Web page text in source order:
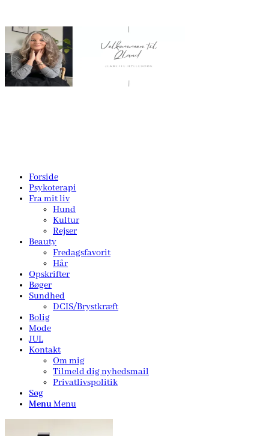
Forside
Psykoterapi
Fra mit liv
Hund
Kultur
Rejser
Beauty
Fredagsfavorit
Hår
Opskrifter
Bøger
Sundhed
DCIS/Brystkræft
Bolig
Mode
JUL
Kontakt
Om mig
Tilmeld dig nyhedsmail
Privatlivspolitik
Søg
MenuMenu